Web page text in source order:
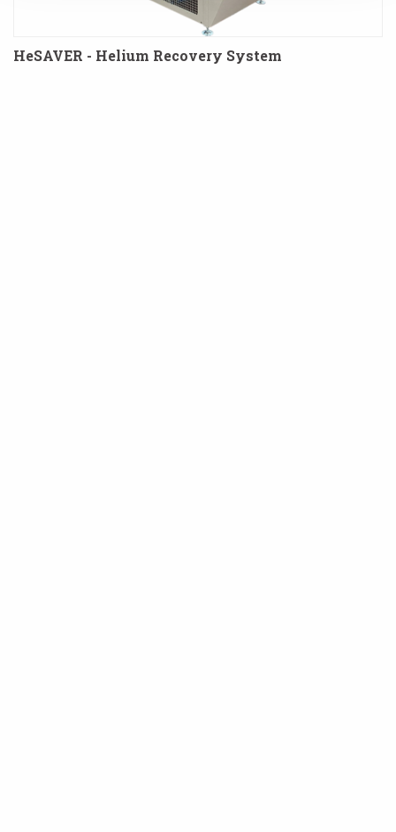
HeSAVER - Helium Recovery System